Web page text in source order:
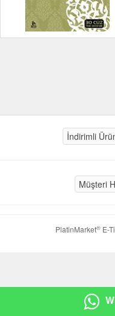
İndirimli
Müşteri
PlatinMarket®E-